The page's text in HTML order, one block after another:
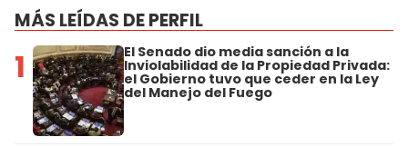
MÁS LEÍDAS DE PERFIL
1 El Senado dio media sanción a la
Inviolabilidad de la Propiedad Privada:
el Gobierno tuvo que ceder en la Ley
del Manejo del Fuego